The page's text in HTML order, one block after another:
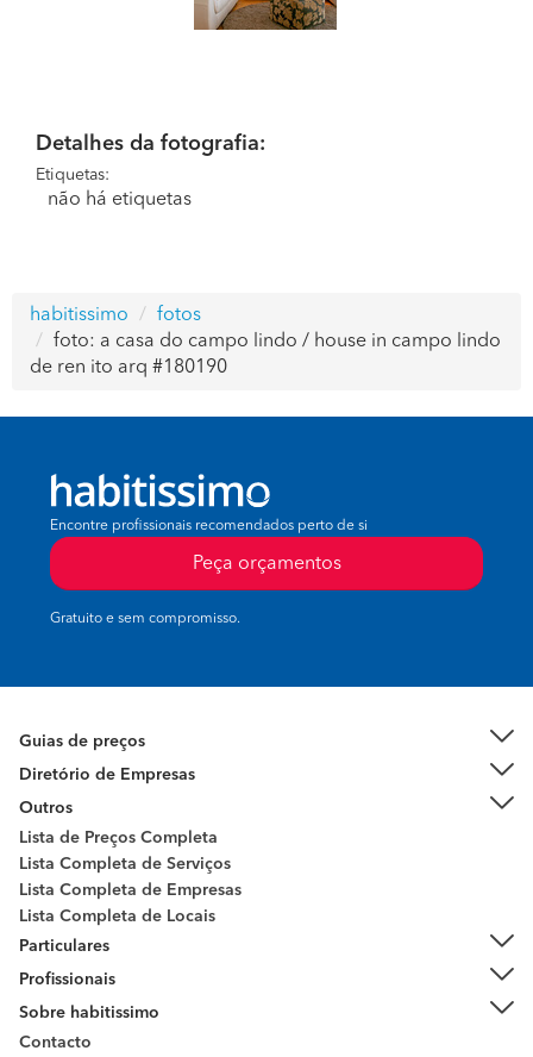
Detalhes da fotografia:
Etiquetas:
não há etiquetas
habitissimo
fotos
foto: a casa do campo lindo / house in campo lindo
de ren ito arq #180190
Encontre profissionais recomendados perto de si
Peça orçamentos
Gratuito e sem compromisso.
Guias de preços
Diretório de Empresas
Outros
Lista de Preços Completa
Lista Completa de Serviços
Lista Completa de Empresas
Lista Completa de Locais
Particulares
Profissionais
Sobre habitissimo
Contacto